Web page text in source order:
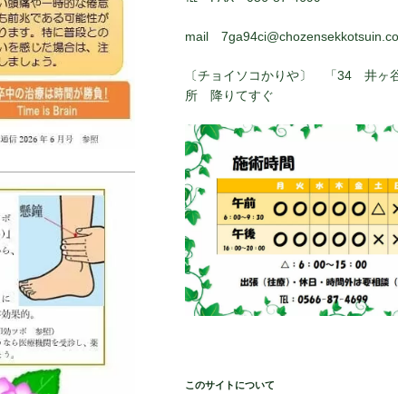
mail
〔チョイソコかりや〕 「34 井ヶ
所 降りてすぐ
このサイトについて